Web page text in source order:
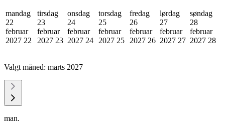
mandag
22
februar
2027 22
tirsdag
23
februar
2027 23
onsdag
24
februar
2027 24
torsdag
25
februar
2027 25
fredag
26
februar
2027 26
lørdag
27
februar
2027 27
søndag
28
februar
2027 28
Valgt måned: marts 2027
man.